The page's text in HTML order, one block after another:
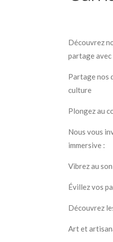
Découvrez
partage avec
Partage nos
culture
Plongez au
Nous vous
immersive :
Vibrez au
Évillez vos
Découvrez
Art et